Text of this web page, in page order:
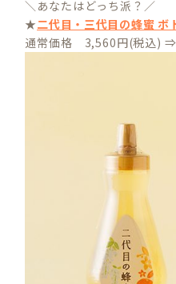
＼あなたはどっち派？／
★二代目・三代目の蜂蜜 ボ
通常価格 3,560円(税込)